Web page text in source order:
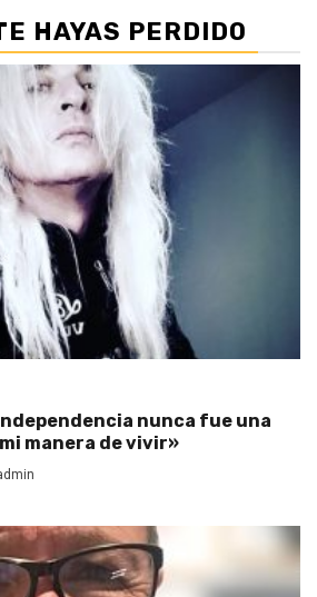
HAYAS PERDIDO
nunca fue una
manera de vivir»